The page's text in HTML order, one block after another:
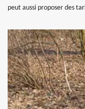
peut aussi proposer des